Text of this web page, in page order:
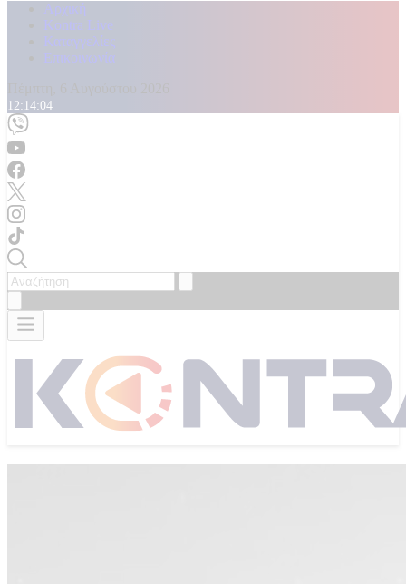
Αρχική
Kontra Live
Καταγγελίες
Επικοινωνία
12:14:08